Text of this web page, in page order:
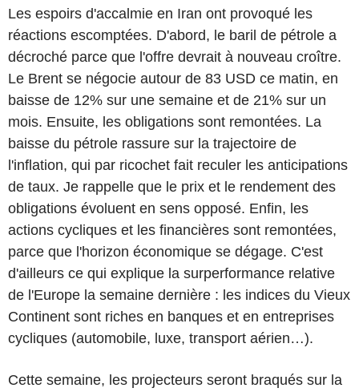
Les espoirs d'accalmie en Iran ont provoqué les
réactions escomptées. D'abord, le baril de pétrole a
décroché parce que l'offre devrait à nouveau croître.
Le Brent se négocie autour de 83 USD ce matin, en
baisse de 12% sur une semaine et de 21% sur un
mois. Ensuite, les obligations sont remontées. La
baisse du pétrole rassure sur la trajectoire de
l'inflation, qui par ricochet fait reculer les anticipations
de taux. Je rappelle que le prix et le rendement des
obligations évoluent en sens opposé. Enfin, les
actions cycliques et les financières sont remontées,
parce que l'horizon économique se dégage. C'est
d'ailleurs ce qui explique la surperformance relative
de l'Europe la semaine dernière : les indices du Vieux
Continent sont riches en banques et en entreprises
cycliques (automobile, luxe, transport aérien…).
Cette semaine, les projecteurs seront braqués sur la